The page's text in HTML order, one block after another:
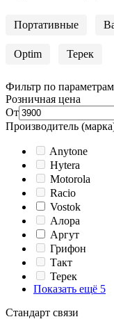
Портативные
Optim Терек
Фильтр по параметрам
Розничная цена
От
Производитель
Anytone
Hytera
Motorola
Racio
Vostok
Алора
Аргут
Грифон
Такт
Терек
Показать ещё 5
Стандарт связи